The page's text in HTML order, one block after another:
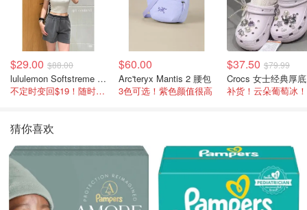
$29.00 $88.00
lululemon Softstreme 女士高腰短裤 10cm
不定时变回$19！随时点进来看
$60.00
Arc'teryx Mantis 2 腰包
3色可选！紫色颜值很高
$37.50 $79.99
补货！云朵葡萄冰！
猜你喜欢